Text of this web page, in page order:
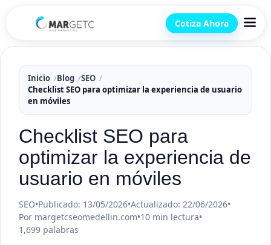
Cotiza Ahora
Inicio Blog
SEO
Checklist SEO para optimizar la experiencia de usuario
en móviles
Checklist SEO para
optimizar la experiencia de
usuario en móviles
SEO•Publicado: 13/05/2026•Actualizado: 22/06/2026•
Por margetcseomedellin.com•10 min lectura•
1,699 palabras